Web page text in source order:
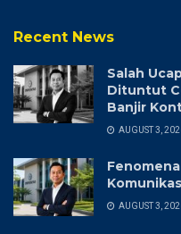
Recent News
Salah
Dituntut
Banjir
AUGUST 3,
AUGUST 3,